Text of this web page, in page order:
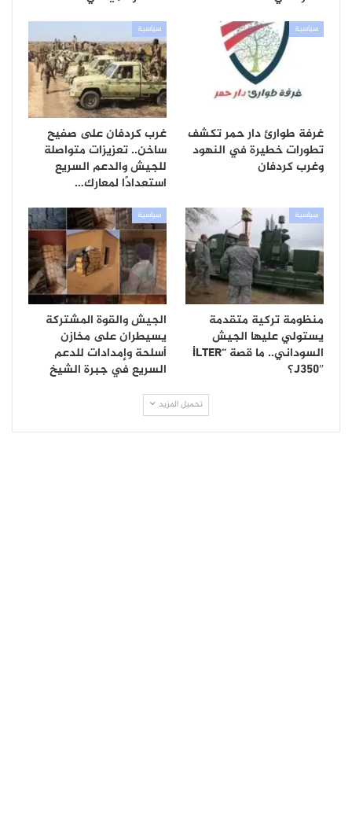
سياسية
غرفة طوارئ دار حمر تكشف
تطورات خطيرة في النهود
وغرب كردفان
سياسية
غرب كردفان على صفيح
ساخن.. تعزيزات متواصلة
للجيش والدعم السريع
استعدادًا لمعارك…
سياسية
منظومة تركية متقدمة
يستولي عليها الجيش
السوداني.. ما قصة “İLTER
J350″؟
سياسية
الجيش والقوة المشتركة
يسيطران على مخازن
أسلحة وإمدادات للدعم
السريع في جبرة الشيخ
تحميل المزيد